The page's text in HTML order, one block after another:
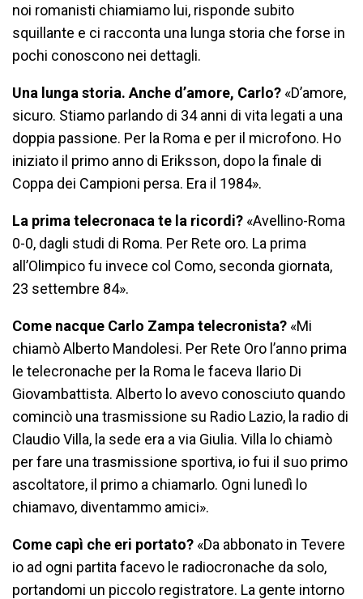
noi romanisti chiamiamo lui, risponde subito
squillante e ci racconta una lunga storia che forse in
pochi conoscono nei dettagli.
Una lunga storia. Anche d’amore, Carlo? «D’amore,
sicuro. Stiamo parlando di 34 anni di vita legati a una
doppia passione. Per la Roma e per il microfono. Ho
iniziato il primo anno di Eriksson, dopo la finale di
Coppa dei Campioni persa. Era il 1984».
La prima telecronaca te la ricordi? «Avellino-Roma
0-0, dagli studi di Roma. Per Rete oro. La prima
all’Olimpico fu invece col Como, seconda giornata,
23 settembre 84».
Come nacque Carlo Zampa telecronista? «Mi
chiamò Alberto Mandolesi. Per Rete Oro l’anno prima
le telecronache per la Roma le faceva Ilario Di
Giovambattista. Alberto lo avevo conosciuto quando
cominciò una trasmissione su Radio Lazio, la radio di
Claudio Villa, la sede era a via Giulia. Villa lo chiamò
per fare una trasmissione sportiva, io fui il suo primo
ascoltatore, il primo a chiamarlo. Ogni lunedì lo
chiamavo, diventammo amici».
Come capì che eri portato? «Da abbonato in Tevere
io ad ogni partita facevo le radiocronache da solo,
portandomi un piccolo registratore. La gente intorno